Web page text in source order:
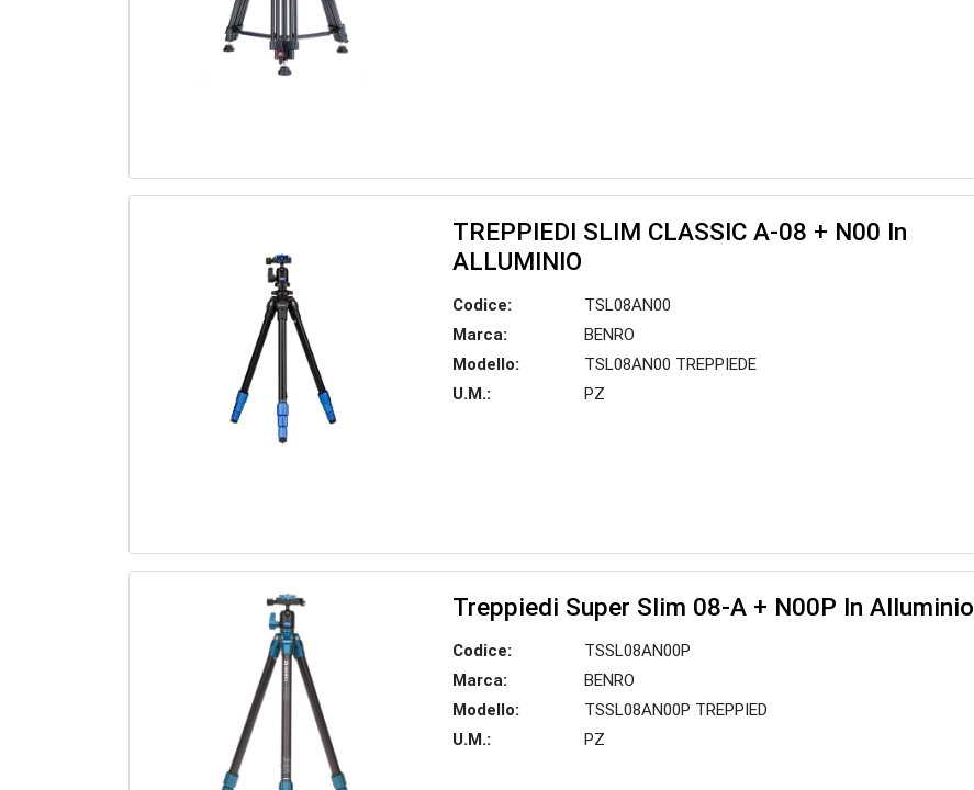
TREPPIEDI SLIM CLASSIC A-08 + N00 In
ALLUMINIO
Codice:
TSL08AN00
Marca:
BENRO
Modello:
TSL08AN00 TREPPIEDE
U.M.:
PZ
Treppiedi Super Slim 08-A + N00P In Alluminio
Codice:
TSSL08AN00P
Marca:
BENRO
Modello:
TSSL08AN00P TREPPIED
U.M.:
PZ